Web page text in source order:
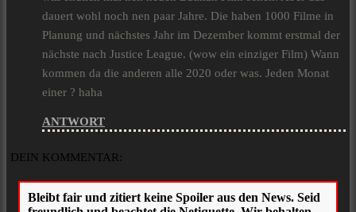
dauert wohl noch nen paar Jahre. Die haben 1000 Filme in
Planung und nächstes Jahr im Dezember kommt erstmal der
nächste nach Justice League. (wow ein einziger Film) Wann
kommen da die anderen alle 2020 oder was. Jeden Monat
einer ? haha
ANTWORT
DEIN KOMMENTAR: